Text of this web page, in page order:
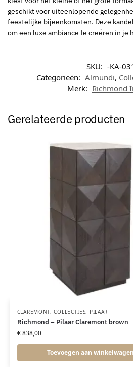
geschikt voor uiteenlopende
feestelijke bijeenkomsten. Deze
om een luxe ambiance te creëren in je
SKU: -KA-
Categorieën: Almundi,
Merk: Richmond
Gerelateerde producten
CLAREMONT,COLLECTIES, PILAAR
Richmond – Pilaar Claremont brown
€838,00
Toevoegen aan winkelwagen